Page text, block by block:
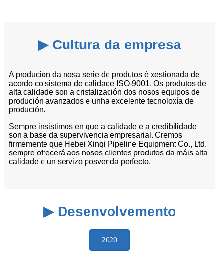
▶ Cultura da empresa
A produción da nosa serie de produtos é xestionada de
acordo co sistema de calidade ISO-9001. Os produtos de
alta calidade son a cristalización dos nosos equipos de
produción avanzados e unha excelente tecnoloxía de
produción.
Sempre insistimos en que a calidade e a credibilidade
son a base da supervivencia empresarial. Cremos
firmemente que Hebei Xinqi Pipeline Equipment Co., Ltd.
sempre ofrecerá aos nosos clientes produtos da máis alta
calidade e un servizo posvenda perfecto.
▶ Desenvolvemento
2020